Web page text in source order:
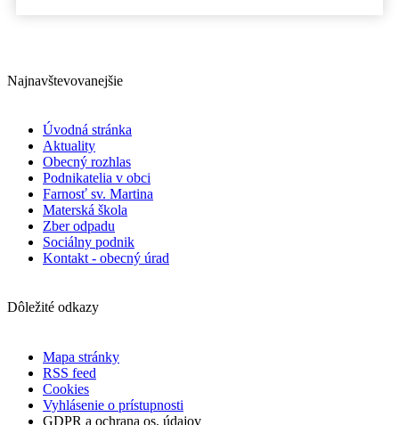
Najnavštevovanejšie
Úvodná stránka
Aktuality
Obecný rozhlas
Podnikatelia v obci
Farnosť sv. Martina
Materská škola
Zber odpadu
Sociálny podnik
Kontakt - obecný úrad
Dôležité odkazy
Mapa stránky
RSS feed
Cookies
Vyhlásenie o prístupnosti
GDPR a ochrana os. údajov